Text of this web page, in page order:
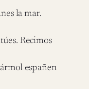
la mar.
Recimos
españen